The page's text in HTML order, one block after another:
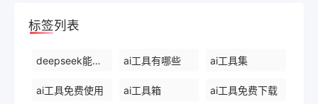
标签列表
deepseek能干什么 ai工具有哪些 ai工具集
ai工具免费使用 ai工具箱 ai工具免费下载